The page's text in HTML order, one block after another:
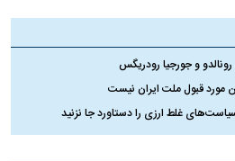
و جورجیا رودریگس
مورد قبول ملت ایران نیست
غلط ارزی را دستاورد جا نزنید